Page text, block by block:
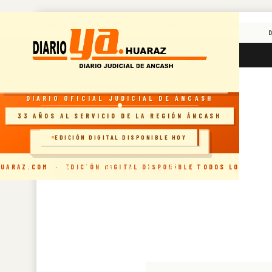
· EDICIÓN DIGITAL DISPONIBLE TODOS LOS DÍAS
RESOLUCIÓN INDECOPI · DIARIO OFICIAL
DIARIO OFICIAL JUDICIAL DE ÁNCASH
33 AÑOS AL SERVICIO DE LA REGIÓN ÁNCASH
🗞️ INGRESAR AL SITIO
EDICIÓN DIGITAL DISPONIBLE HOY
content
viernes, agosto 7, 2026